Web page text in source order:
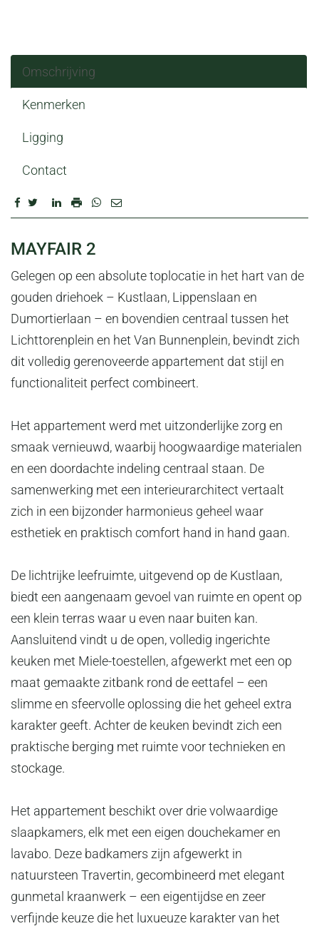
Omschrijving
Kenmerken
Ligging
Contact
OMSCHRIJVING
MAYFAIR 2
Gelegen op een absolute toplocatie in het hart van de
gouden driehoek – Kustlaan, Lippenslaan en
Dumortierlaan – en bovendien centraal tussen het
Lichttorenplein en het Van Bunnenplein, bevindt zich
dit volledig gerenoveerde appartement dat stijl en
functionaliteit perfect combineert.
Het appartement werd met uitzonderlijke zorg en
smaak vernieuwd, waarbij hoogwaardige materialen
en een doordachte indeling centraal staan. De
samenwerking met een interieurarchitect vertaalt
zich in een bijzonder harmonieus geheel waar
esthetiek en praktisch comfort hand in hand gaan.
De lichtrijke leefruimte, uitgevend op de Kustlaan,
biedt een aangenaam gevoel van ruimte en opent op
een klein terras waar u even naar buiten kan.
Aansluitend vindt u de open, volledig ingerichte
keuken met Miele-toestellen, afgewerkt met een op
maat gemaakte zitbank rond de eettafel – een
slimme en sfeervolle oplossing die het geheel extra
karakter geeft. Achter de keuken bevindt zich een
praktische berging met ruimte voor technieken en
stockage.
Het appartement beschikt over drie volwaardige
slaapkamers, elk met een eigen douchekamer en
lavabo. Deze badkamers zijn afgewerkt in
natuursteen Travertin, gecombineerd met elegant
gunmetal kraanwerk – een eigentijdse en zeer
verfijnde keuze die het luxueuze karakter van het